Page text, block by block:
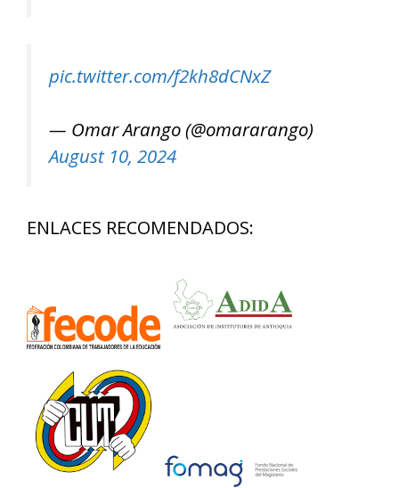
pic.twitter.com/f2kh8dCNxZ
— Omar Arango (@omararango)
August 10, 2024
ENLACES RECOMENDADOS: